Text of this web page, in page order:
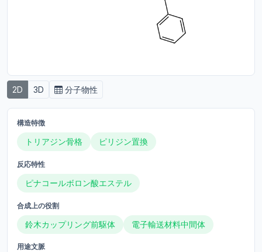
2D 3D 分子物性
構造特徴
トリアジン骨格 ピリジン置換
反応特性
ピナコールボロン酸エステル
合成上の役割
鈴木カップリング前駆体 電子輸送材料中間体
用途文脈